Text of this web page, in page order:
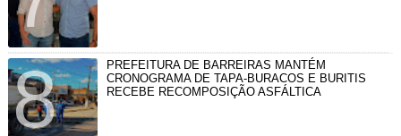
PREFEITURA DE BARREIRAS MANTÉM
CRONOGRAMA DE TAPA-BURACOS E BURITIS
RECEBE RECOMPOSIÇÃO ASFÁLTICA